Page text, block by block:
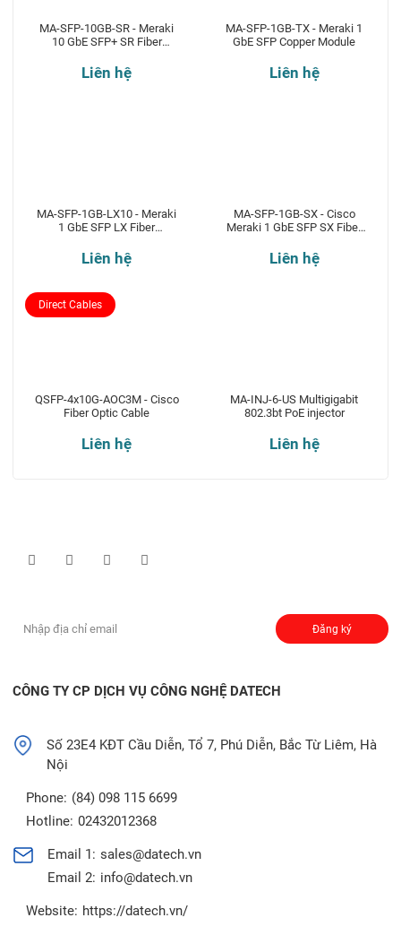
MA-SFP-10GB-SR - Meraki
10 GbE SFP+ SR Fiber
Liên hệ
MA-SFP-1GB-TX - Meraki 1
GbE SFP Copper Module
Liên hệ
MA-SFP-1GB-LX10 - Meraki
1 GbE SFP LX Fiber
Liên hệ
MA-SFP-1GB-SX - Cisco
Meraki 1 GbE SFP SX Fiber
Liên hệ
QSFP-4x10G-AOC3M - Cisco
Fiber Optic Cable
Liên hệ
Direct Cables
MA-INJ-6-US Multigigabit
802.3bt PoE injector
Liên hệ
Đăng ký
CÔNG TY CP DỊCH VỤ CÔNG NGHỆ DATECH
Số 23E4 KĐT Cầu Diễn, Tổ 7, Phú Diễn, Bắc Từ Liêm, Hà
Nội
Phone: (84) 098 115 6699
Hotline: 02432012368
Email 1: sales@datech.vn
Email 2: info@datech.vn
Website: https://datech.vn/